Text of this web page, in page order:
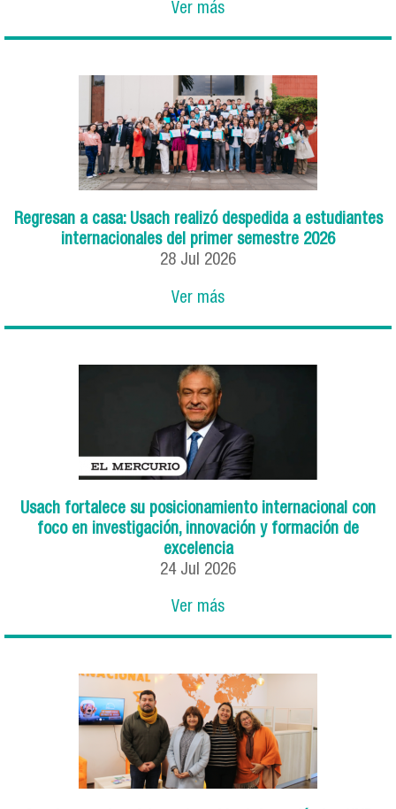
Ver más
Regresan a casa: Usach realizó despedida a estudiantes
internacionales del primer semestre 2026
28 Jul 2026
Ver más
Usach fortalece su posicionamiento internacional con
foco en investigación, innovación y formación de
excelencia
24 Jul 2026
Ver más